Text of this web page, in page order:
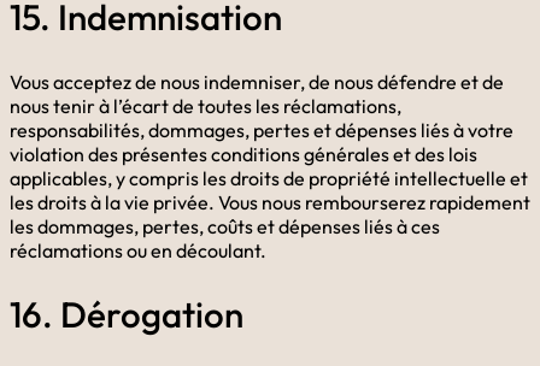
15. Indemnisation
Vous acceptez de nous indemniser, de nous défendre et de
nous tenir à l’écart de toutes les réclamations,
responsabilités, dommages, pertes et dépenses liés à votre
violation des présentes conditions générales et des lois
applicables, y compris les droits de propriété intellectuelle et
les droits à la vie privée. Vous nous rembourserez rapidement
les dommages, pertes, coûts et dépenses liés à ces
réclamations ou en découlant.
16. Dérogation